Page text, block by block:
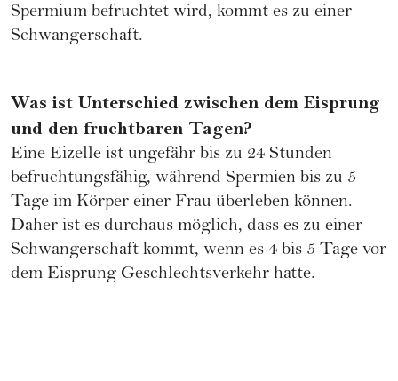
Spermium befruchtet wird, kommt es zu einer
Schwangerschaft.
Was ist Unterschied zwischen dem Eisprung
und den fruchtbaren Tagen?
Eine Eizelle ist ungefähr bis zu 24 Stunden
befruchtungsfähig, während Spermien bis zu 5
Tage im Körper einer Frau überleben können.
Daher ist es durchaus möglich, dass es zu einer
Schwangerschaft kommt, wenn es 4 bis 5 Tage vor
dem Eisprung Geschlechtsverkehr hatte.